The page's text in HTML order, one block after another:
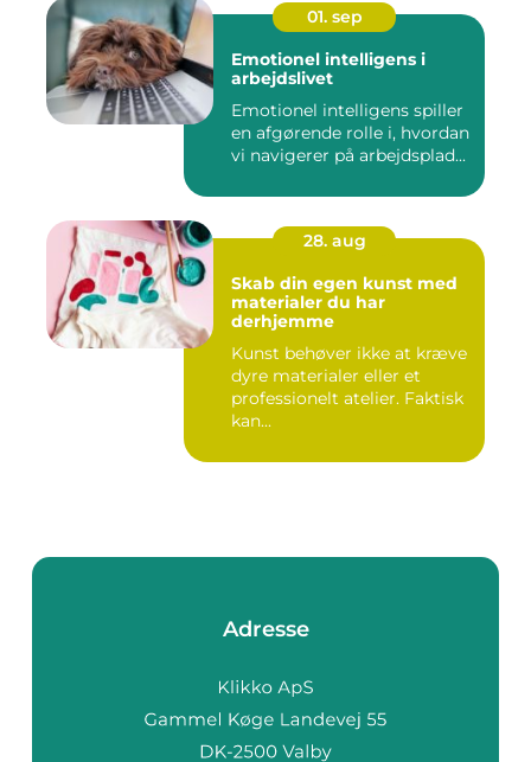
01. sep
Emotionel intelligens i
arbejdslivet
Emotionel intelligens spiller
en afgørende rolle i, hvordan
vi navigerer på arbejdsplad...
28. aug
Skab din egen kunst med
materialer du har
derhjemme
Kunst behøver ikke at kræve
dyre materialer eller et
professionelt atelier. Faktisk
kan...
Adresse